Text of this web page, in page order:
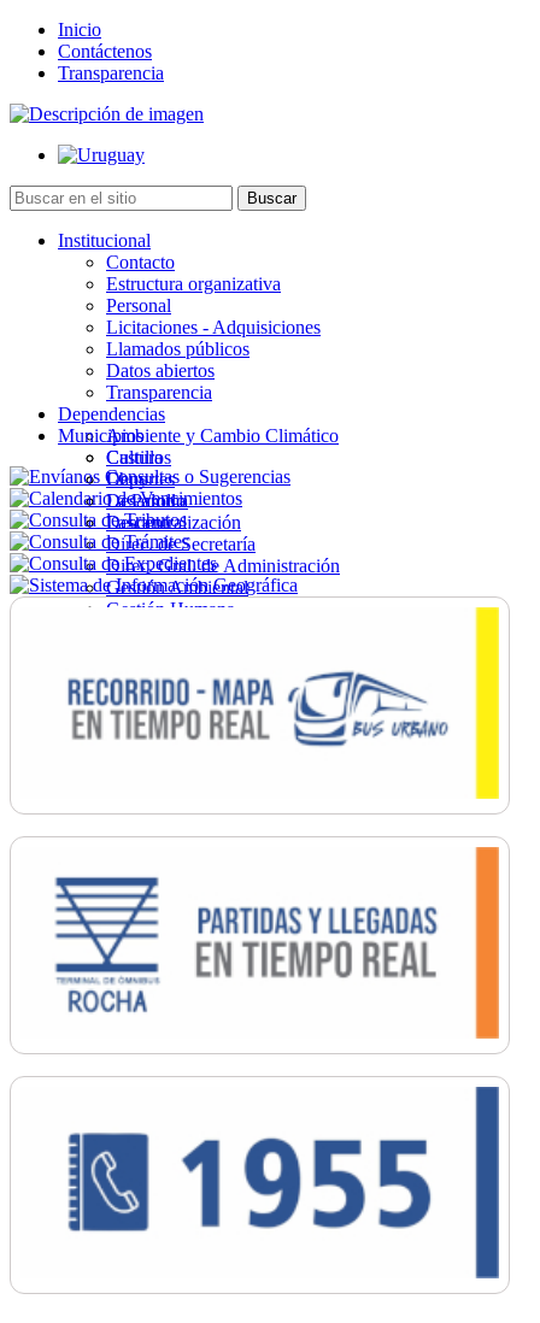
Inicio
Contáctenos
Transparencia
Institucional
Contacto
Estructura organizativa
Personal
Licitaciones - Adquisiciones
Llamados públicos
Datos abiertos
Transparencia
Dependencias
Ambiente y Cambio Climático
Cultura
Deportes
Desarrollo
Descentralización
Direc. de Secretaría
Direc. Gral. de Administración
Gestión Ambiental
Gestión Humana
Ordenamiento
Promoción Social
Salud
Secretaría General
Municipios
Castillos
Chuy
La Paloma
Lascano